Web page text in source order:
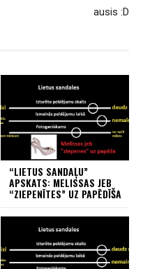
ausis :D
“LIETUS SANDAĻU”
APSKATS: MELISSAS JEB
“ZIEPENĪTES” UZ PAPĒDĪŠA